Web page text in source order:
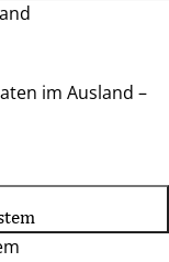
im Ausland –